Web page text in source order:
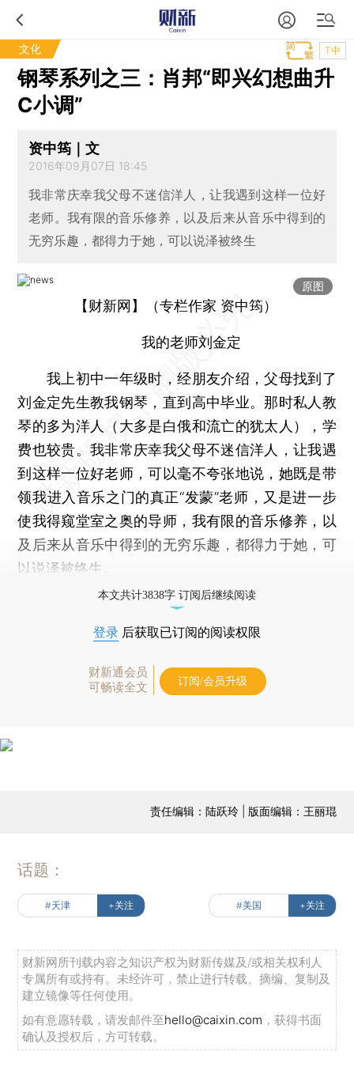
文化 T中
钢琴系列之三：肖邦“即兴幻想曲升
C小调”
资中筠｜文
2016年09月07日 18:45
我非常庆幸我父母不迷信洋人，让我遇到这样一位好
老师。我有限的音乐修养，以及后来从音乐中得到的
无穷乐趣，都得力于她，可以说泽被终生
原图
【财新网】（专栏作家 资中筠）
我的老师刘金定
我上初中一年级时，经朋友介绍，父母找到了
刘金定先生教我钢琴，直到高中毕业。那时私人教
琴的多为洋人（大多是白俄和流亡的犹太人），学
费也较贵。我非常庆幸我父母不迷信洋人，让我遇
到这样一位好老师，可以毫不夸张地说，她既是带
领我进入音乐之门的真正“发蒙”老师，又是进一步
使我得窥堂室之奥的导师，我有限的音乐修养，以
及后来从音乐中得到的无穷乐趣，都得力于她，可
以说泽被终生。
本文共计3838字 订阅后继续阅读
登录 后获取已订阅的阅读权限
财新通会员
可畅读全文
订阅/会员升级
责任编辑：陆跃玲 | 版面编辑：王丽琨
话题：
#天津 +关注 #美国 +关注
财新网所刊载内容之知识产权为财新传媒及/或相关权利人
专属所有或持有。未经许可，禁止进行转载、摘编、复制及
建立镜像等任何使用。
如有意愿转载，请发邮件至hello@caixin.com ，获得书面
确认及授权后，方可转载。